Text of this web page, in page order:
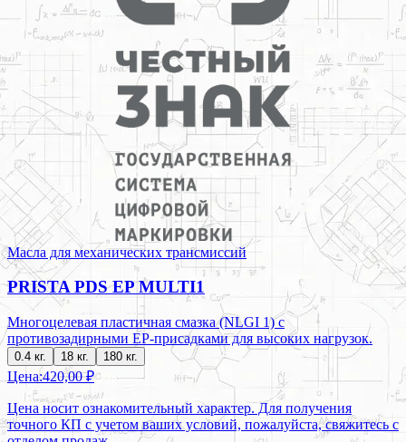
Масла для механических трансмиссий
PRISTA PDS EP MULTI1
Многоцелевая пластичная смазка (NLGI 1) с
противозадирными EP-присадками для высоких нагрузок.
0.4 кг. 18 кг. 180 кг.
Цена:420,00 ₽
Цена носит ознакомительный характер. Для получения
точного КП с учетом ваших условий, пожалуйста, свяжитесь с